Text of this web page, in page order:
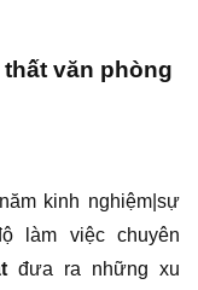
văn phòng
kinh nghiệm|sự
làm việc chuyên
đưa ra những xu